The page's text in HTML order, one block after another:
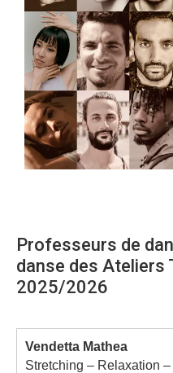
Professeurs de
danse des Ateliers
2025/2026
Vendetta Mathea
Stretching – Relaxation